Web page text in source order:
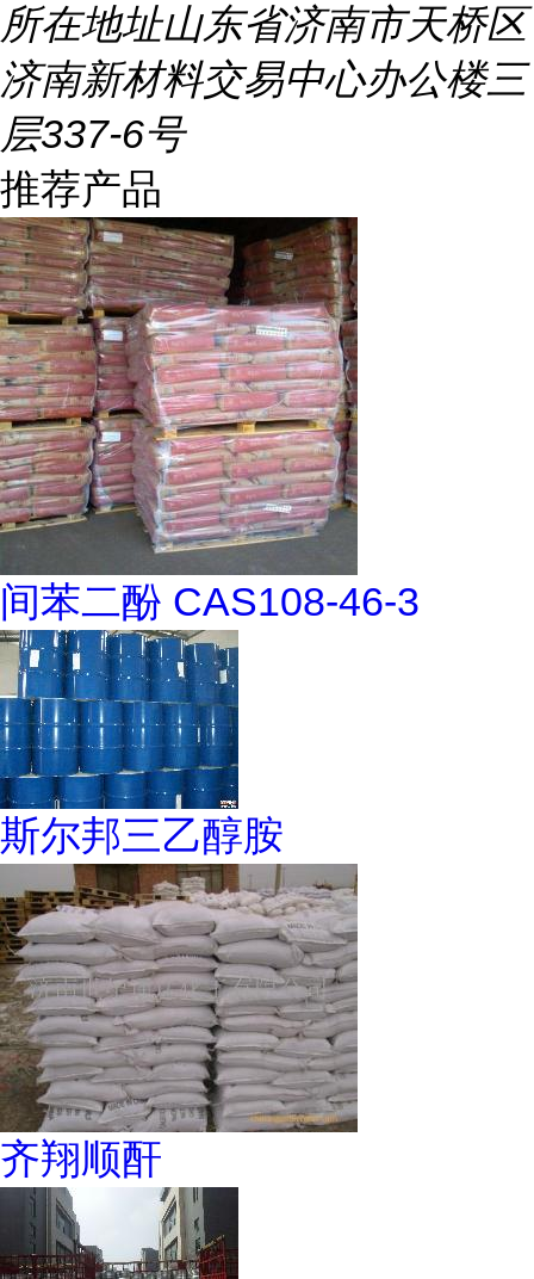
所在地址山东省济南市天桥区
济南新材料交易中心办公楼三
层337-6号
推荐产品
间苯二酚 CAS108-46-3
斯尔邦三乙醇胺
齐翔顺酐